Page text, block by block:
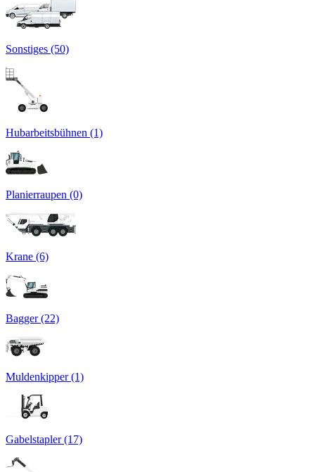
Sonstiges (50)
Hubarbeitsbühnen (1)
Planierraupen (0)
Krane (6)
Bagger (22)
Muldenkipper (1)
Gabelstapler (17)